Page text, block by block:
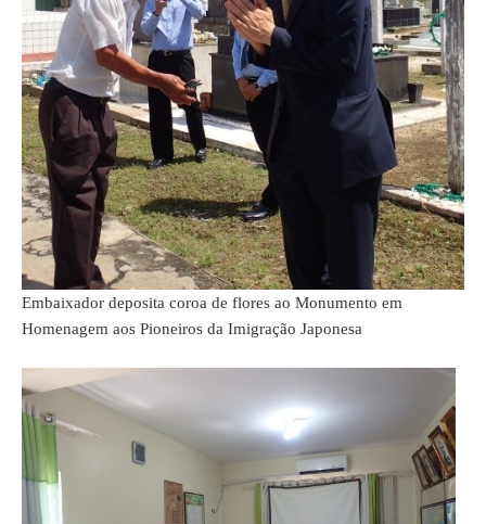
Embaixador deposita coroa de flores ao Monumento em
Homenagem aos Pioneiros da Imigração Japonesa